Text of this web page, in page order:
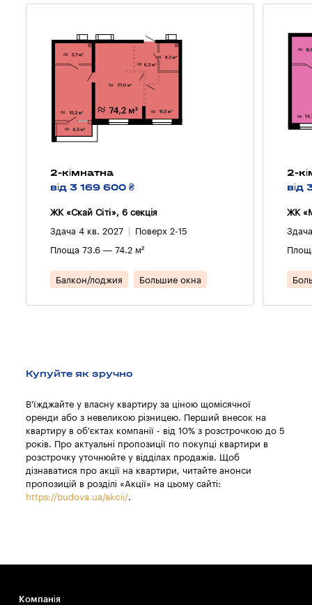
2-кімнатна
від 3 169 600 ₴
ЖК «Скай Сіті», 6 секцiя
Здача 4 кв. 2027 Поверх 2-15
Площа 73.6 — 74.2 м²
Балкон/лоджия Большие окна
2-
від
ЖК
Купуйте як зручно
В'їжджайте у власну квартиру за ціною щомісячної
оренди або з невеликою різницею. Перший внесок на
квартиру в об'єктах компанії - від 10% з розстрочкою до 5
років. Про актуальні пропозиції по покупці квартири в
розстрочку уточнюйте у відділах продажів. Щоб
дізнаватися про акції на квартири, читайте анонси
пропозицій в розділі «Акції» на цьому сайті:
https://budova.ua/akcii/.
Компанія